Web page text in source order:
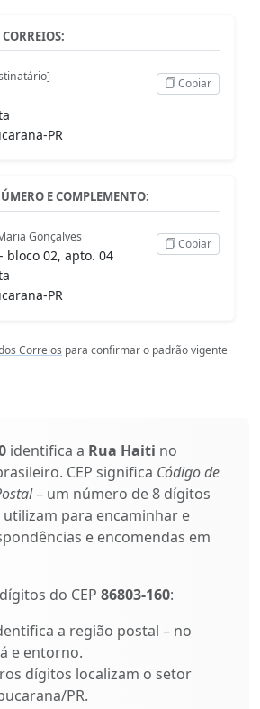
PR
Copiar
E COMPLEMENTO:
Gonçalves
bloco 02, apto. 04
PR
Copiar
Correios para confirmar o padrão vigente
identifica a Rua Haiti no
CEP significa Código de
– um número de 8 dígitos
para encaminhar e
e encomendas em
do CEP 86803-160:
a região postal – no
e entorno.
dígitos localizam o setor
PR.